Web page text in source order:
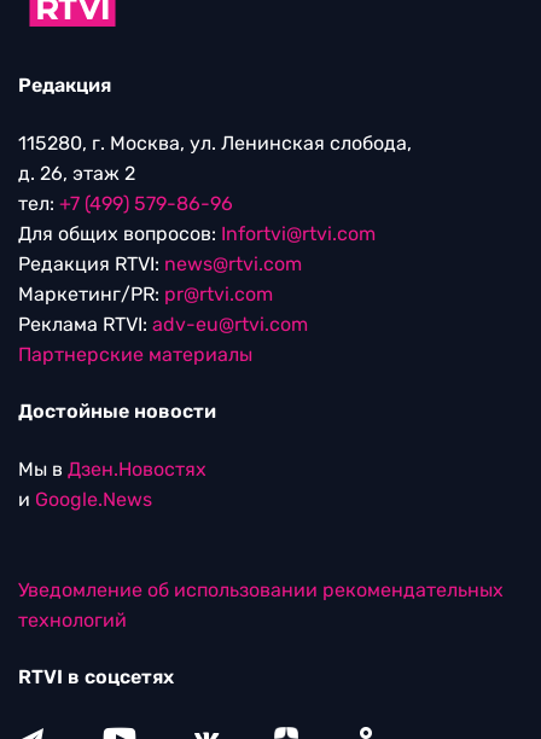
Редакция
115280, г. Москва, ул. Ленинская слобода,
д. 26, этаж 2
тел: +7 (499) 579-86-96
Для общих вопросов: Infortvi@rtvi.com
Редакция RTVI: news@rtvi.com
Маркетинг/PR: pr@rtvi.com
Реклама RTVI: adv-eu@rtvi.com
Партнерские материалы
Достойные новости
Мы в Дзен.Новостях
и Google.News
Уведомление об использовании рекомендательных
технологий
RTVI в соцсетях